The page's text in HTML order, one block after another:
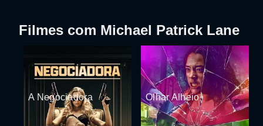
Filmes com Michael Patrick Lane
A Negociadora Olhar Alheio